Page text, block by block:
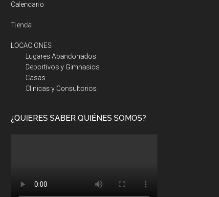
Calendario
Tienda
LOCACIONES
Lugares Abandonados
Deportivos y Gimnasios
Casas
Clinicas y Consultorios
¿QUIERES SABER QUIÉNES SOMOS?